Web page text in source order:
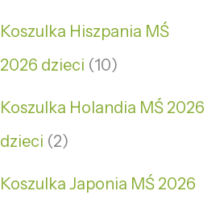
Koszulka Hiszpania MŚ
2026 dzieci 10
Koszulka Holandia MŚ 2026
dzieci 2
Koszulka Japonia MŚ 2026